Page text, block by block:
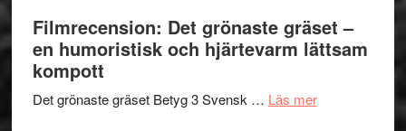
Vrach
Frankenshtey
med
titlar
i
Shahab
Mehrabi
till
Kulturs
Filmrecension: Det grönaste gräset –
en humoristisk och hjärtevarm lättsam
kompott
Det grönaste gräset Betyg 3 Svensk … Läs merom